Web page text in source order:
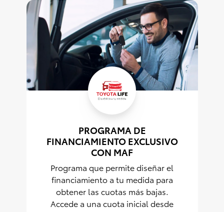
PROGRAMA DE
FINANCIAMIENTO EXCLUSIVO
CON MAF
Programa que permite diseñar el
financiamiento a tu medida para
obtener las cuotas más bajas.
Accede a una cuota inicial desde